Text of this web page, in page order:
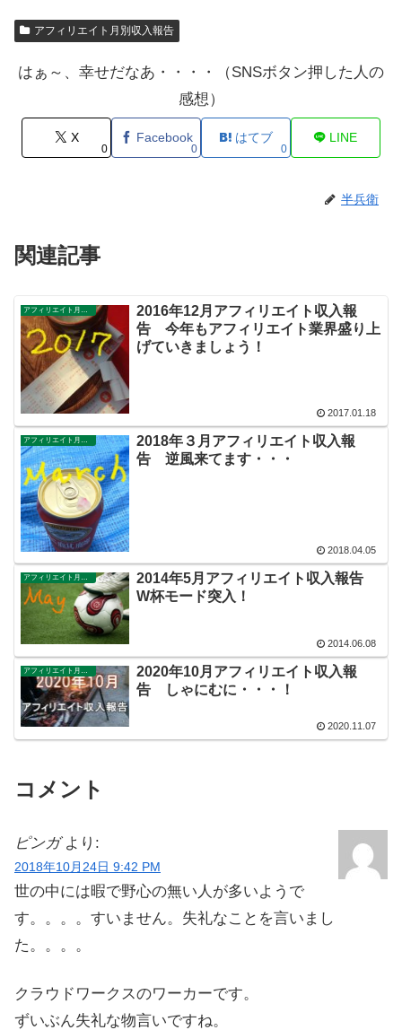
アフィリエイト月別収入報告
はぁ～、幸せだなあ・・・・（SNSボタン押した人の
感想）
X
0
Facebook
0
はてブ
0
LINE
半兵衛
関連記事
アフィリエイト月別収入報告
2016年12月アフィリエイト収入報
告 今年もアフィリエイト業界盛り上
げていきましょう！
2017.01.18
アフィリエイト月別収入報告
2018年３月アフィリエイト収入報
告 逆風来てます・・・
2018.04.05
アフィリエイト月別収入報告
2014年5月アフィリエイト収入報告
W杯モード突入！
2014.06.08
2020年10月アフィリエイト収入報
告 しゃにむに・・・！
2020.11.07
コメント
ピンガ より:
2018年10月24日 9:42 PM
世の中には暇で野心の無い人が多いようで
す。。。。すいません。失礼なことを言いまし
た。。。。
クラウドワークスのワーカーです。
ずいぶん失礼な物言いですね。